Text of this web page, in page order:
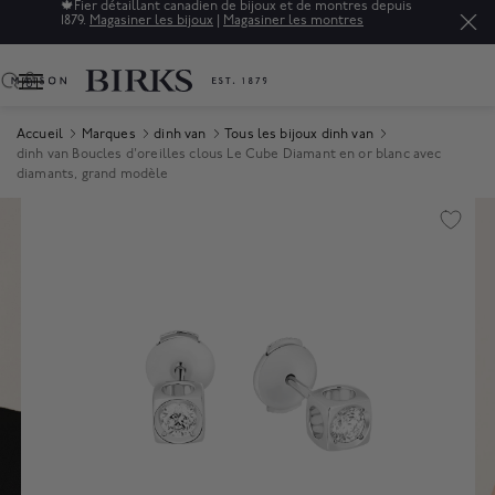
🍁 Fier détaillant canadien de bijoux et de montres depuis
1879. Magasiner les bijoux Magasiner les montres
0
Accueil Marques dinh van
Tous les bijoux dinh van
dinh van Boucles d'oreilles clous Le Cube Diamant en or blanc avec
diamants, grand modèle